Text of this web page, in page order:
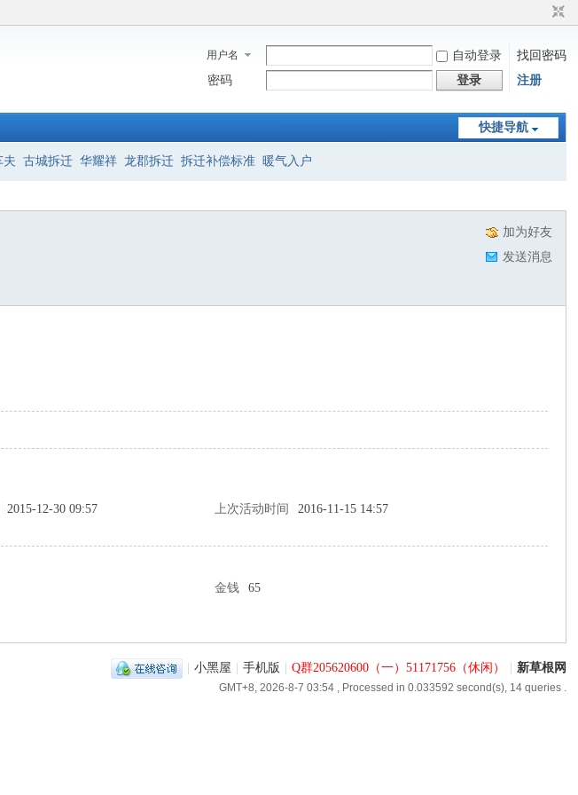
用户名 自动登录
找回密码
密码
登录 注册
快捷导航
夫 古城拆迁 华耀祥 龙郡拆迁 拆迁补偿标准 暖气入户
加为好友
发送消息
2015-12-30 09:57 上次活动时间
2016-11-15 14:57
金钱
65
小黑屋 手机版 Q群205620600（一）51171756（休闲） 新草根网
GMT+8, 2026-8-7 03:54, Processed in 0.033592 second(s), 14 queries .